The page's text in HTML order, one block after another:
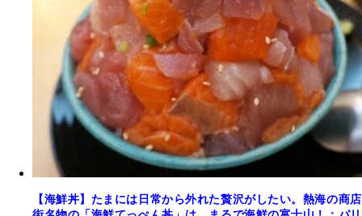
【海鮮丼】たまには日常から外れた贅沢がしたい。熱海の商店